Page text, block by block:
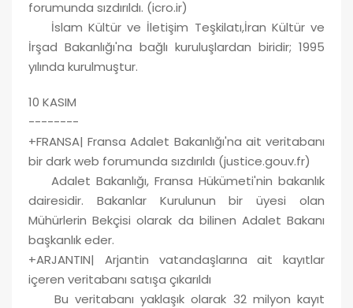
forumunda sızdırıldı. (icro.ir)
İslam Kültür ve İletişim Teşkilatı,İran Kültür ve
İrşad Bakanlığı'na bağlı kuruluşlardan biridir; 1995
yılında kurulmuştur.
10 KASIM
--------
+FRANSA| Fransa Adalet Bakanlığı'na ait veritabanı
bir dark web forumunda sızdırıldı (justice.gouv.fr)
Adalet Bakanlığı, Fransa Hükümeti'nin bakanlık
dairesidir. Bakanlar Kurulunun bir üyesi olan
Mühürlerin Bekçisi olarak da bilinen Adalet Bakanı
başkanlık eder.
+ARJANTIN| Arjantin vatandaşlarına ait kayıtlar
içeren veritabanı satışa çıkarıldı
Bu veritabanı yaklaşık olarak 32 milyon kayıt